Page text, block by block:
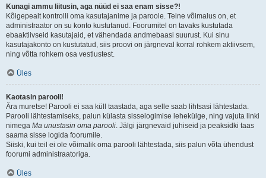
Kunagi ammu liitusin, aga nüüd ei saa enam sisse?!
Kõigepealt kontrolli oma kasutajanime ja paroole. Teine võimalus on, et
administraator on su konto kustutanud. Foorumitel on tavaks kustutada
ebaaktiivseid kasutajaid, et vähendada andmebaasi suurust. Kui sinu
kasutajakonto on kustutatud, siis proovi on järgneval korral rohkem aktiivsem,
ning võtta rohkem osa vestlustest.
Üles
Kaotasin parooli!
Ära muretse! Parooli ei saa küll taastada, aga selle saab lihtsasi lähtestada.
Parooli lähtestamiseks, palun külasta sisselogimise lehekülge, ning vajuta linki
nimega Ma unustasin oma parooli. Jälgi järgnevaid juhiseid ja peaksidki taas
saama sisse logida foorumile.
Siiski, kui teil ei ole võimalik oma parooli lähtestada, siis palun võta ühendust
foorumi administraatoriga.
Üles